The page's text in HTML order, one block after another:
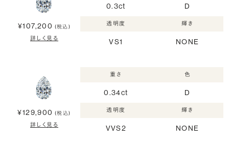
¥107,200 (税込)
詳しく見る
0.3ct D
透明度
VS1
輝き
NONE
¥129,900 (税込)
詳しく見る
重さ
0.34ct
色
D
透明度
VVS2
輝き
NONE